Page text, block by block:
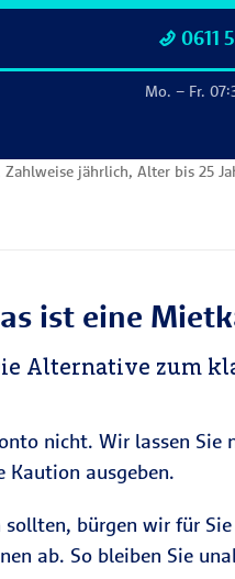
0611
Mo. – Fr.
jährlich, Alter bis 25
ist eine
Alternative zum
nicht. Wir lassen
Kaution ausgeben.
bürgen wir für
ab. So bleiben Sie